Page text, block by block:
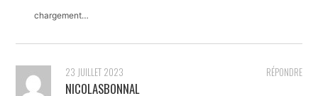
chargement…
RÉPONDRE
23 JUILLET 2023
NICOLASBONNAL